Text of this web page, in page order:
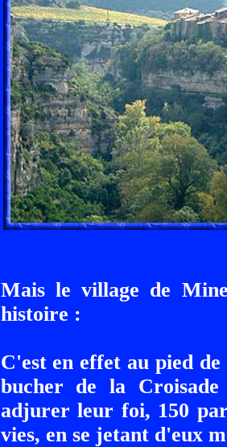
Mais le village de
histoire :
C'est en effet au pied
bucher de la
adjurer leur foi, 150
vies, en se jetant d'eux